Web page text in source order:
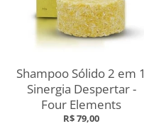
Shampoo Sólido 2 em 1
Sinergia Despertar -
Four Elements
R$ 79,00